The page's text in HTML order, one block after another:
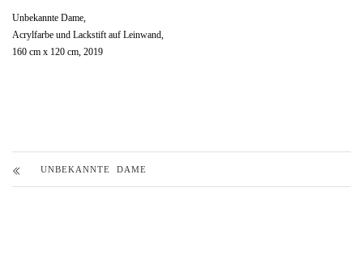
Unbekannte Dame,
Acrylfarbe und Lackstift auf Leinwand,
160 cm x 120 cm, 2019
UNBEKANNTE DAME